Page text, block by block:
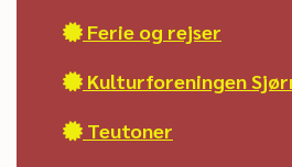
 Ferie og rejser
 Kulturforeningen
 Teutoner